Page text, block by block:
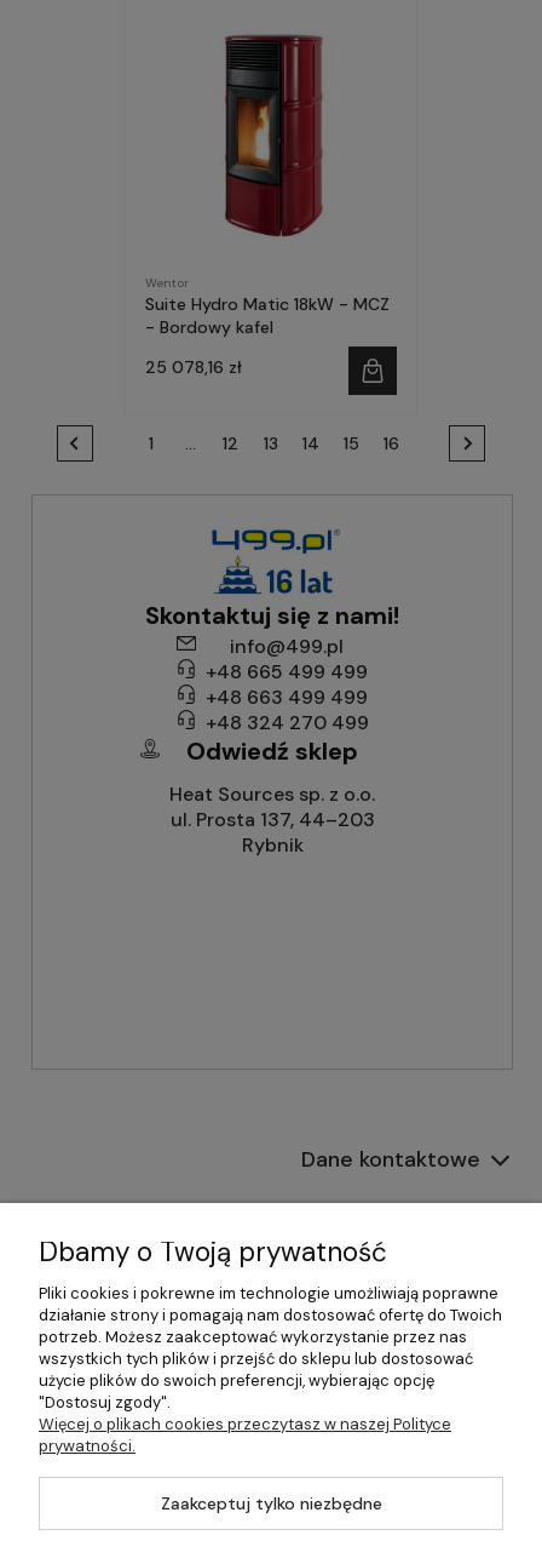
Wentor
Suite Hydro Matic 18kW - MCZ
- Bordowy kafel
25 078,16 zł
1 ... 12 13 14 15 16
Skontaktuj się z nami!
info@499.pl
+48 665 499 499
+48 663 499 499
+48 324 270 499
Odwiedź sklep
Heat Sources sp. z o.o.
ul. Prosta 137, 44–203
Rybnik
Dane kontaktowe
Informacje
Płatności i dostawa
Pomoc
Moje konto
©2026 Wszelkie Prawa Zastrzeżone | 499.pl - najlepszy sklep z
Dbamy o Twoją prywatność
Pliki cookies i pokrewne im technologie umożliwiają poprawne
działanie strony i pomagają nam dostosować ofertę do Twoich
potrzeb. Możesz zaakceptować wykorzystanie przez nas
wszystkich tych plików i przejść do sklepu lub dostosować
użycie plików do swoich preferencji, wybierając opcję
"Dostosuj zgody".
Więcej o plikach cookies przeczytasz w naszej Polityce
prywatności.
Zaakceptuj tylko niezbędne